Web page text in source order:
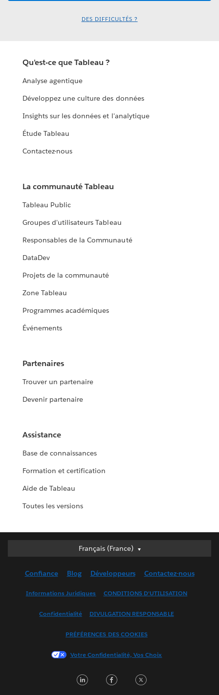
DES DIFFICULTÉS ?
Qu'est-ce que Tableau ?
Analyse agentique
Développez une culture des données
Insights sur les données et l'analytique
Étude Tableau
Contactez-nous
La communauté Tableau
Tableau Public
Groupes d'utilisateurs Tableau
Responsables de la Communauté
DataDev
Projets de la communauté
Zone Tableau
Programmes académiques
Événements
Partenaires
Trouver un partenaire
Devenir partenaire
Assistance
Base de connaissances
Formation et certification
Aide de Tableau
Toutes les versions
Français (France)
Français (France)
English (UK)
Français (Canada)
한국어
Português
Confiance Blog Développeurs Contactez-nous
Informations Juridiques CONDITIONS D'UTILISATION
Confidentialité DIVULGATION RESPONSABLE
PRÉFÉRENCES DES COOKIES
Votre Confidentialité, Vos Choix
LinkedInFacebook